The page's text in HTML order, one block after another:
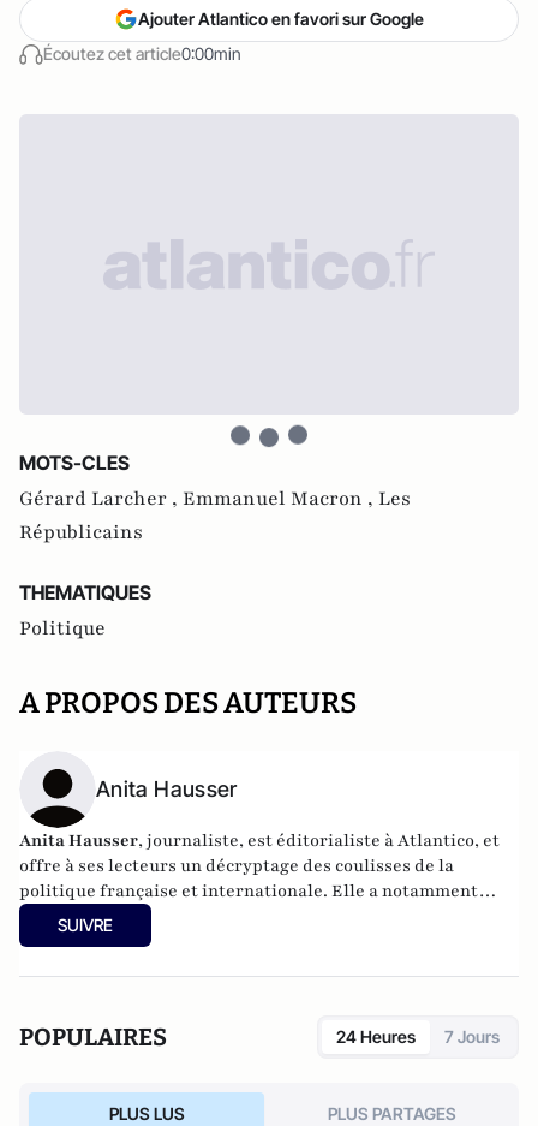
Écoutez cet article0:00min
Ajouter Atlantico en favori sur Google
MOTS-CLES
Gérard Larcher , Emmanuel Macron , Les
Républicains
THEMATIQUES
Politique
A PROPOS DES AUTEURS
Anita Hausser
Anita Hausser, journaliste, est éditorialiste à Atlantico, et
offre à ses lecteurs un décryptage des coulisses de la
politique française et internationale. Elle a notamment
publiéSarkozy, itinéraire d'une ambition
l'Archipel, 2003). Elle a également réalisé les documentaires
SUIVRE
POPULAIRES 24 Heures 7 Jours
PLUS LUS PLUS PARTAGES